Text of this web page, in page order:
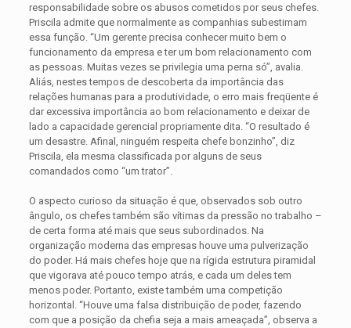
responsabilidade sobre os abusos cometidos por seus chefes.
Priscila admite que normalmente as companhias subestimam
essa função. “Um gerente precisa conhecer muito bem o
funcionamento da empresa e ter um bom relacionamento com
as pessoas. Muitas vezes se privilegia uma perna só”, avalia.
Aliás, nestes tempos de descoberta da importância das
relações humanas para a produtividade, o erro mais freqüente é
dar excessiva importância ao bom relacionamento e deixar de
lado a capacidade gerencial propriamente dita. “O resultado é
um desastre. Afinal, ninguém respeita chefe bonzinho”, diz
Priscila, ela mesma classificada por alguns de seus
comandados como “um trator”.
O aspecto curioso da situação é que, observados sob outro
ângulo, os chefes também são vítimas da pressão no trabalho –
de certa forma até mais que seus subordinados. Na
organização moderna das empresas houve uma pulverização
do poder. Há mais chefes hoje que na rígida estrutura piramidal
que vigorava até pouco tempo atrás, e cada um deles tem
menos poder. Portanto, existe também uma competição
horizontal. “Houve uma falsa distribuição de poder, fazendo
com que a posição da chefia seja a mais ameaçada”, observa a